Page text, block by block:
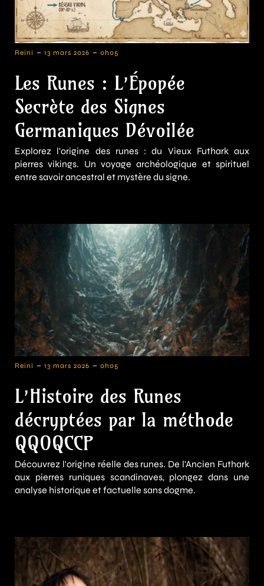
Reini - 13 mars 2026 - 0h05
Les Runes : L’Épopée
Secrète des Signes
Germaniques Dévoilée
Explorez l'origine des runes : du Vieux Futhark aux
pierres vikings. Un voyage archéologique et spirituel
entre savoir ancestral et mystère du signe.
Reini - 13 mars 2026 - 0h05
L’Histoire des Runes
décryptées par la méthode
QQOQCCP
Découvrez l'origine réelle des runes. De l'Ancien Futhark
aux pierres runiques scandinaves, plongez dans une
analyse historique et factuelle sans dogme.